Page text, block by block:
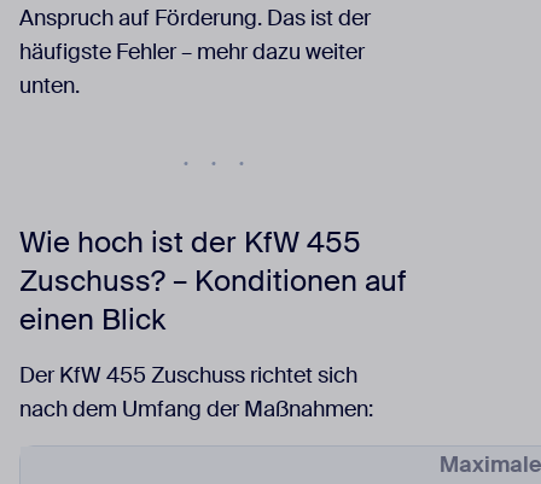
Anspruch auf Förderung. Das ist der
häufigste Fehler – mehr dazu weiter
unten.
Wie hoch ist der KfW 455
Zuschuss? – Konditionen auf
einen Blick
Der KfW 455 Zuschuss richtet sich
nach dem Umfang der Maßnahmen: